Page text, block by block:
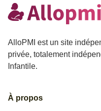
AlloPMI est un site
privée, totalement
Infantile.
À propos